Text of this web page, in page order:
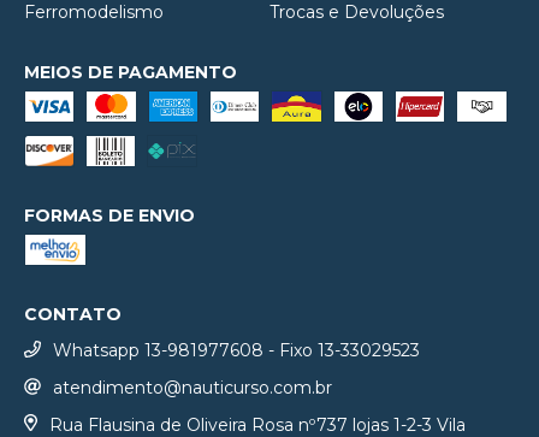
Ferromodelismo Trocas e Devoluções
MEIOS DE PAGAMENTO
FORMAS DE ENVIO
CONTATO
Whatsapp 13-981977608 - Fixo 13-33029523
atendimento@nauticurso.com.br
Rua Flausina de Oliveira Rosa nº737 lojas 1-2-3 Vila